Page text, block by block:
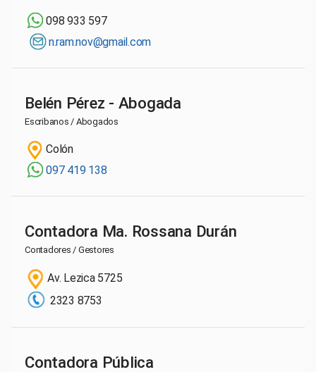
098 933 597
n.ram.nov@gmail.com
Belén Pérez - Abogada
Escribanos / Abogados
Colón
097 419 138
Contadora Ma. Rossana Durán
Contadores / Gestores
Av. Lezica 5725
2323 8753
Contadora Pública